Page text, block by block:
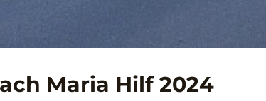
Maria Hilf 2024